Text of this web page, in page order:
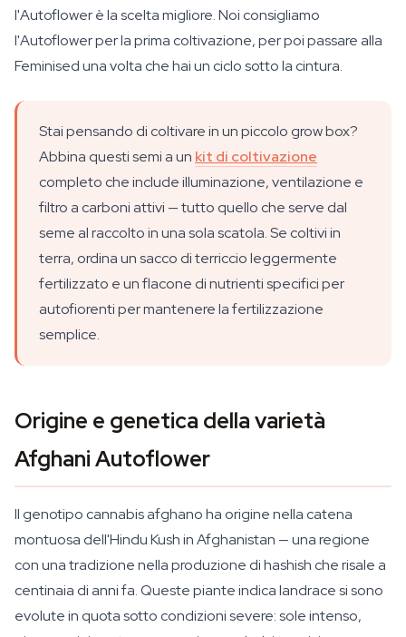
l'Autoflower è la scelta migliore. Noi consigliamo
l'Autoflower per la prima coltivazione, per poi passare alla
Feminised una volta che hai un ciclo sotto la cintura.
Stai pensando di coltivare in un piccolo grow box?
Abbina questi semi a un kit di coltivazione
completo che include illuminazione, ventilazione e
filtro a carboni attivi — tutto quello che serve dal
seme al raccolto in una sola scatola. Se coltivi in
terra, ordina un sacco di terriccio leggermente
fertilizzato e un flacone di nutrienti specifici per
autofiorenti per mantenere la fertilizzazione
semplice.
Origine e genetica della varietà
Afghani Autoflower
Il genotipo cannabis afghano ha origine nella catena
montuosa dell'Hindu Kush in Afghanistan — una regione
con una tradizione nella produzione di hashish che risale a
centinaia di anni fa. Queste piante indica landrace si sono
evolute in quota sotto condizioni severe: sole intenso,